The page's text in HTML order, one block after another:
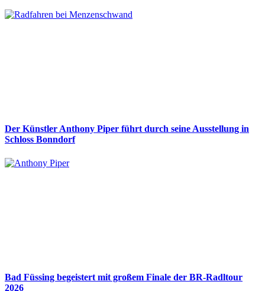
Der Künstler Anthony Piper führt durch seine Ausstellung in
Schloss Bonndorf
Bad Füssing begeistert mit großem Finale der BR-Radltour
2026